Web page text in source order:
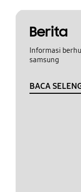
Berita
Informasi
samsung
BACA